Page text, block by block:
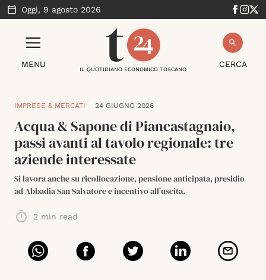
Oggi, 9 agosto 2026
MENU CERCA
IL QUOTIDIANO ECONOMICO TOSCANO
IMPRESE & MERCATI 24 GIUGNO 2026
Acqua & Sapone di Piancastagnaio,
passi avanti al tavolo regionale: tre
aziende interessate
Si lavora anche su ricollocazione, pensione anticipata, presidio
ad Abbadia San Salvatore e incentivo all’uscita.
2 min read